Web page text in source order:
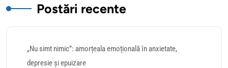
Postări recente
„Nu simt nimic”: amorțeala emoțională în anxietate,
depresie și epuizare